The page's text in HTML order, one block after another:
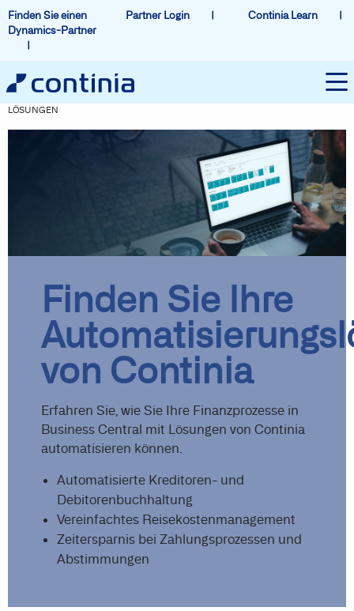
Finden Sie einen
Dynamics-Partner
Partner Login Continia Learn
LÖSUNGEN
Finden Sie Ihre
von Continia
Erfahren Sie, wie Sie Ihre Finanzprozesse in
Business Central mit Lösungen von Continia
automatisieren können.
Automatisierte Kreditoren- und
Debitorenbuchhaltung
Vereinfachtes Reisekostenmanagement
Zeitersparnis bei Zahlungsprozessen und
Abstimmungen